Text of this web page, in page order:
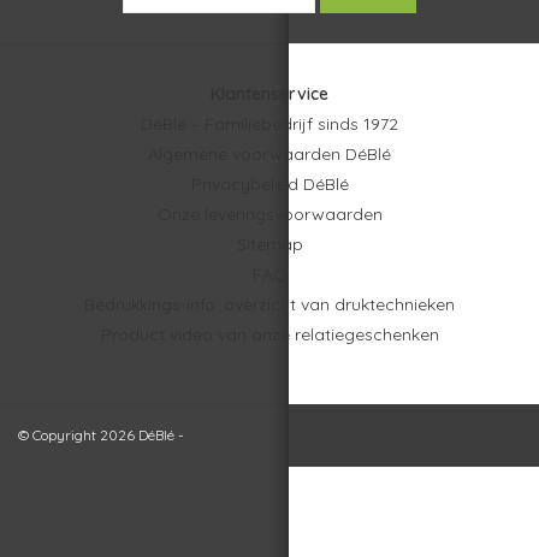
Klantenservice
DéBlé – Familiebedrijf sinds 1972
Algemene voorwaarden DéBlé
Privacybeleid DéBlé
Onze leveringsvoorwaarden
Sitemap
Bedrukkings-info: overzicht van druktechnieken
Product video van onze relatiegeschenken
© Copyright 2026 DéBlé -